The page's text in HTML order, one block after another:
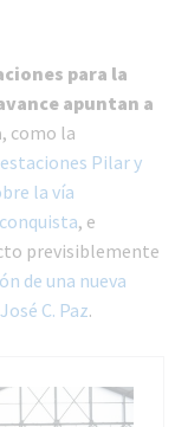
para la
apuntan a
, como la
Pilar y
la vía
, e
previsiblemente
de una nueva
C. Paz.